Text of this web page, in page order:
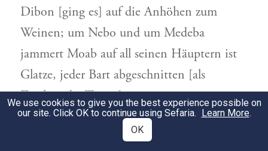
Dibon [ging es] auf die Anhöhen zum
Weinen; um Nebo und um Medeba
jammert Moab auf all seinen Häuptern ist
Glatze, jeder Bart abgeschnitten [als
Zeichen der Trauer].
בְּחוּצֹתָ֖יו חָ֣גְרוּ שָׂ֑ק עַ֣ל גַּגּוֹתֶ֧יהָ וּבִרְחֹבֹתֶ֛יהָ
We use cookies to give you the best experience possible on
our site. Click OK to continue using Sefaria. Learn More.
OK